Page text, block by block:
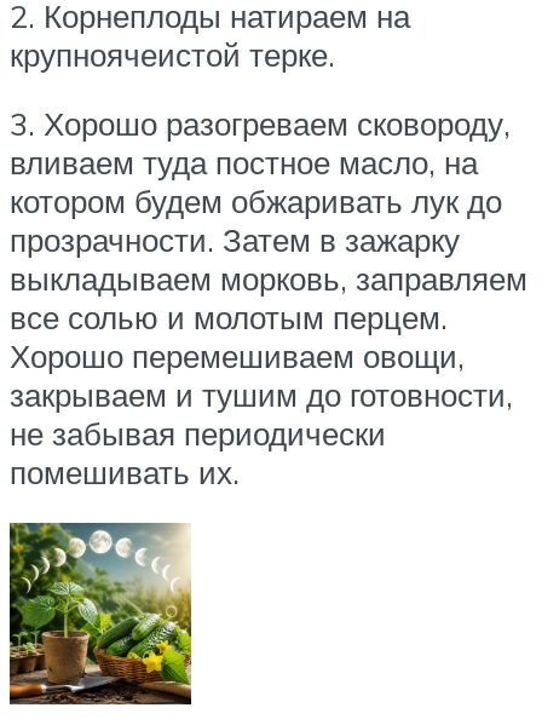
2. Корнеплоды натираем на
крупноячеистой терке.
3. Хорошо разогреваем сковороду,
вливаем туда постное масло, на
котором будем обжаривать лук до
прозрачности. Затем в зажарку
выкладываем морковь, заправляем
все солью и молотым перцем.
Хорошо перемешиваем овощи,
закрываем и тушим до готовности,
не забывая периодически
помешивать их.